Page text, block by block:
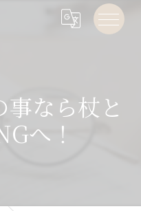
なら杖と
へ！